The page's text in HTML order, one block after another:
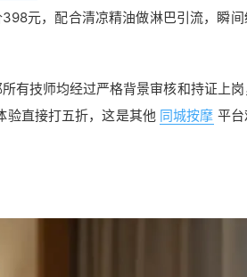
元，配合清凉精油做淋巴引流，瞬间
有技师均经过严格背景审核和持证上岗
直接打五折，这是其他 同城按摩 平